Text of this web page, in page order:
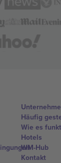
Häufig
Wie es
Hotels
WM-Hub
Kontakt